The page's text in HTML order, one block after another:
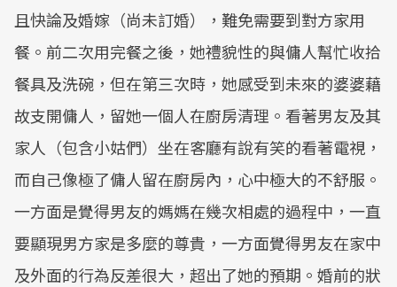
且快論及婚嫁（尚未訂婚），難免需要到對方家用
餐。前二次用完餐之後，她禮貌性的與傭人幫忙收拾
餐具及洗碗，但在第三次時，她感受到未來的婆婆藉
故支開傭人，留她一個人在廚房清理。看著男友及其
家人（包含小姑們）坐在客廳有說有笑的看著電視，
而自己像極了傭人留在廚房內，心中極大的不舒服。
一方面是覺得男友的媽媽在幾次相處的過程中，一直
要顯現男方家是多麼的尊貴，一方面覺得男友在家中
及外面的行為反差很大，超出了她的預期。婚前的狀